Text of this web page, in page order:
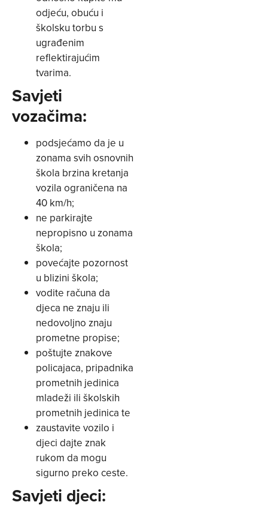
odjeću, obuću i
školsku torbu s
ugrađenim
reflektirajućim
tvarima.
Savjeti
vozačima:
podsjećamo da je u
zonama svih osnovnih
škola brzina kretanja
vozila ograničena na
40 km/h;
ne parkirajte
nepropisno u zonama
škola;
povećajte pozornost
u blizini škola;
vodite računa da
djeca ne znaju ili
nedovoljno znaju
prometne propise;
poštujte znakove
policajaca, pripadnika
prometnih jedinica
mladeži ili školskih
prometnih jedinica te
zaustavite vozilo i
djeci dajte znak
rukom da mogu
sigurno preko ceste.
Savjeti djeci: